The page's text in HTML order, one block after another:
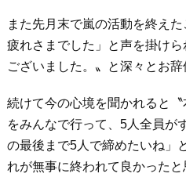
また先月末で嵐の活動を終え
疲れさまでした」と声を掛け
ございました。〟と深々とお辞
続けて今の心境を聞かれると
をみんなで行って、5人全員が
の最後まで5人で締めたいね」
れが無事に終われて良かったと